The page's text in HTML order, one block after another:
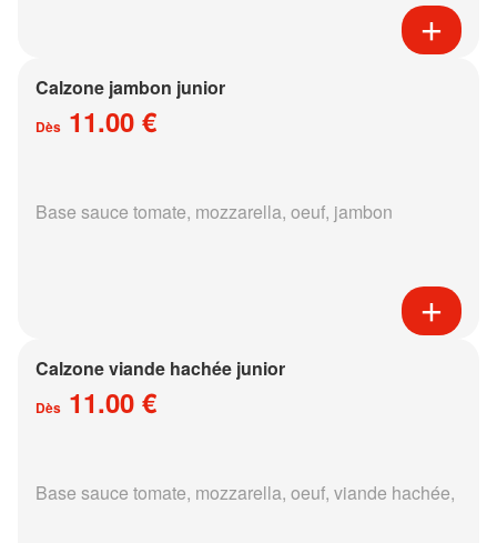
Calzone jambon junior
Dès 11.00 €
Base sauce tomate, mozzarella, oeuf, jambon
Calzone viande hachée junior
Dès 11.00 €
Base sauce tomate, mozzarella, oeuf, viande hachée,